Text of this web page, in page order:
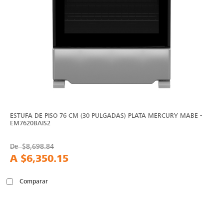
ESTUFA DE PISO 76 CM (30 PULGADAS) PLATA MERCURY MABE -
EM7620BAIS2
De$8,698.84
A $6,350.15
Comparar